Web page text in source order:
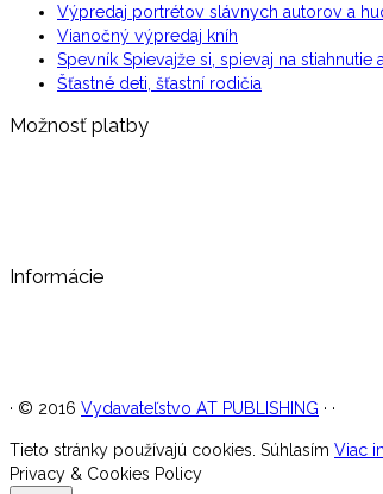
Výpredaj portrétov slávnych autorov a
Vianočný výpredaj kníh
Spevník Spievajže si, spievaj na stiahnutie
Šťastné deti, šťastní rodičia
Možnosť platby
Informácie
· © 2016 Vydavateľstvo AT PUBLISHING · ·
Tieto stránky používajú cookies. Súhlasím Viac
Privacy & Cookies Policy